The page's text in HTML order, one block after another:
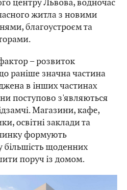
центру Львова, водночас
житла з новими
благоустроєм та
– розвиток
раніше значна частина
в інших частинах
поступово з'являються
Магазини, кафе,
освітні заклади та
формують
щоденних
поруч із домом.